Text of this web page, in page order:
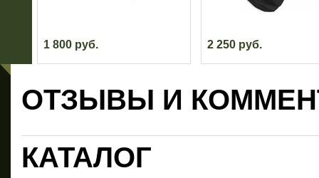
1 800 руб. 2 250 руб.
ОТЗЫВЫ И
КАТАЛОГ